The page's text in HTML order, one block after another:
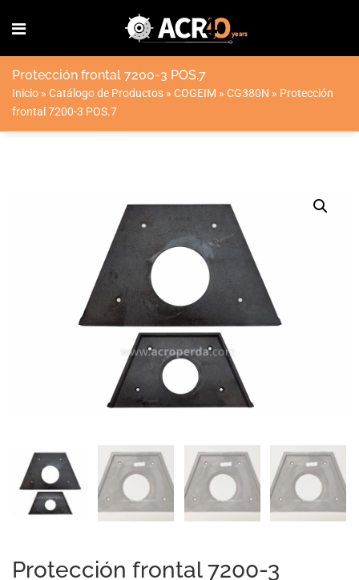
Protección frontal 7200-3 POS.7
Inicio » Catálogo de Productos » COGEIM » CG380N » Protección
frontal 7200-3 POS.7
Protección frontal 7200-3